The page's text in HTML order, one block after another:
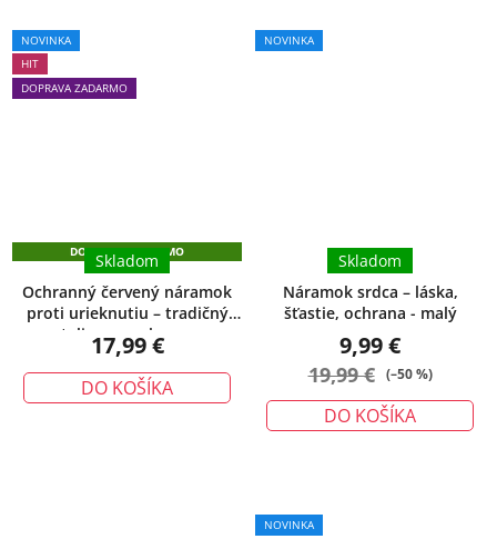
produktu
NOVINKA
HIT
DOPRAVA ZADARMO
DOPRAVA ZADARMO
Ochranný červený náramok
proti urieknutiu – tradičný
talizman ochrany
Skladom
17,99 €
DO KOŠÍKA
NOVINKA
Náramok srdca – láska,
šťastie, ochrana - malý
Skladom
9,99 €
19,99 € (–50 %)
DO KOŠÍKA
NOVINKA